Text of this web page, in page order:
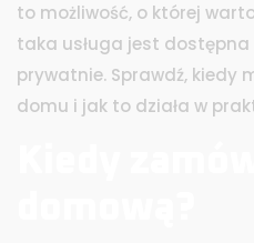
to możliwość, o której
taka usługa jest dostępna
prywatnie. Sprawdź, kiedy
domu i jak to działa w